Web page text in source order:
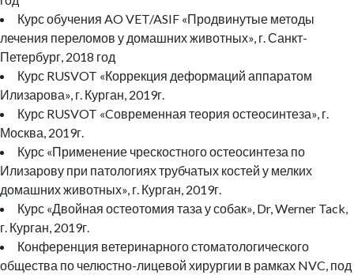
Курс обучения AO VET/ASIF «Продвинутые методы
лечения переломов у домашних животных», г. Санкт-
Петербург, 2018 год
Курс RUSVOT «Коррекция деформаций аппаратом
Илизарова», г. Курган, 2019г.
Курс RUSVOT «Cовременная теория остеосинтеза», г.
Москва, 2019г.
Курс «Применение чрескостного остеосинтеза по
Илизарову при патологиях трубчатых костей у мелких
домашних животных», г. Курган, 2019г.
Курс «Двойная остеотомия таза у собак», Dr, Werner Tack,
г. Курган, 2019г.
Конференция ветеринарного стоматологического
общества по челюстно-лицевой хирургии в рамках NVC, под